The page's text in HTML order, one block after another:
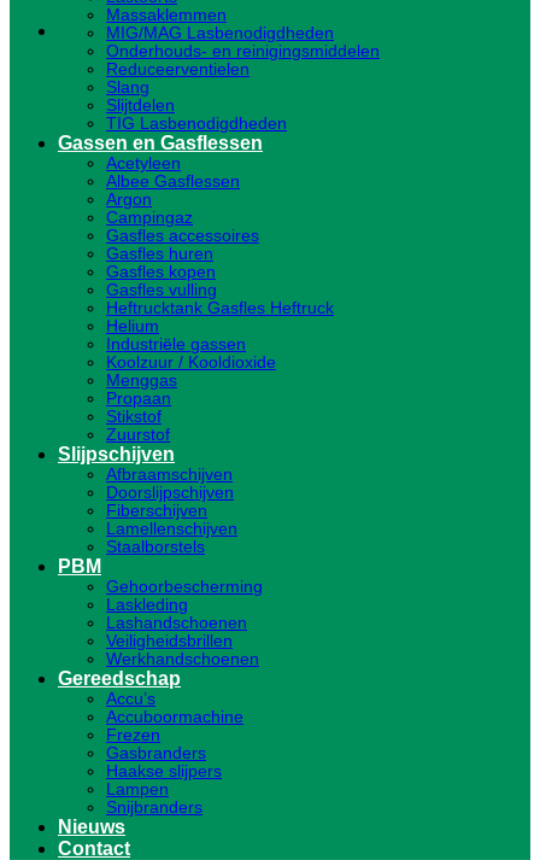
Massaklemmen
MIG/MAG Lasbenodigdheden
Onderhouds- en reinigingsmiddelen
Reduceerventielen
Slang
Slijtdelen
TIG Lasbenodigdheden
Gassen en Gasflessen
Acetyleen
Albee Gasflessen
Argon
Campingaz
Gasfles accessoires
Gasfles huren
Gasfles kopen
Gasfles vulling
Heftrucktank Gasfles Heftruck
Helium
Industriële gassen
Koolzuur / Kooldioxide
Menggas
Propaan
Stikstof
Zuurstof
Slijpschijven
Afbraamschijven
Doorslijpschijven
Fiberschijven
Lamellenschijven
Staalborstels
PBM
Gehoorbescherming
Laskleding
Lashandschoenen
Veiligheidsbrillen
Werkhandschoenen
Gereedschap
Accu’s
Accuboormachine
Frezen
Gasbranders
Haakse slijpers
Lampen
Snijbranders
Nieuws
Contact